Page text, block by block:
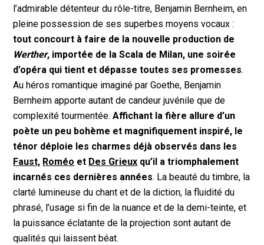
l’admirable détenteur du rôle-titre, Benjamin Bernheim, en
pleine possession de ses superbes moyens vocaux :
tout concourt à faire de la nouvelle production de
Werther, importée de la Scala de Milan, une soirée
d’opéra qui tient et dépasse toutes ses promesses.
Au héros romantique imaginé par Goethe, Benjamin
Bernheim apporte autant de candeur juvénile que de
complexité tourmentée.Affichant la fière allure d’un
poète un peu bohème et magnifiquement inspiré, le
ténor déploie les charmes déjà observés dans les
Faust, Roméo et Des Grieux qu’il a triomphalement
incarnés ces dernières années. La beauté du timbre, la
clarté lumineuse du chant et de la diction, la fluidité du
phrasé, l’usage si fin de la nuance et de la demi-teinte, et
la puissance éclatante de la projection sont autant de
qualités qui laissent béat.